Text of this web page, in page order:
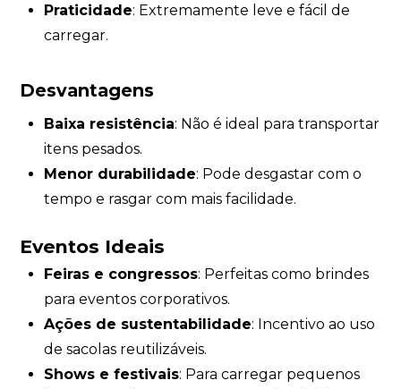
Praticidade: Extremamente leve e fácil de
carregar.
Desvantagens
Baixa resistência: Não é ideal para transportar
itens pesados.
Menor durabilidade: Pode desgastar com o
tempo e rasgar com mais facilidade.
Eventos Ideais
Feiras e congressos: Perfeitas como brindes
para eventos corporativos.
Ações de sustentabilidade: Incentivo ao uso
de sacolas reutilizáveis.
Shows e festivais: Para carregar pequenos